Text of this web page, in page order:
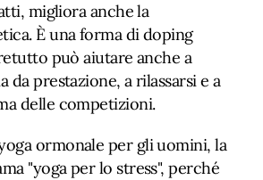
migliora anche la
È una forma di doping
può aiutare anche a
da prestazione, a rilassarsi e a
delle competizioni.
ormonale per gli uomini, la
"yoga per lo stress", perché